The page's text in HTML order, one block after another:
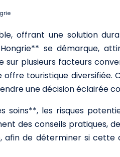
offrant une solution
se démarque,
plusieurs facteurs
touristique
une décision éclairée
soins**, les risques
des conseils pratiques,
de déterminer si